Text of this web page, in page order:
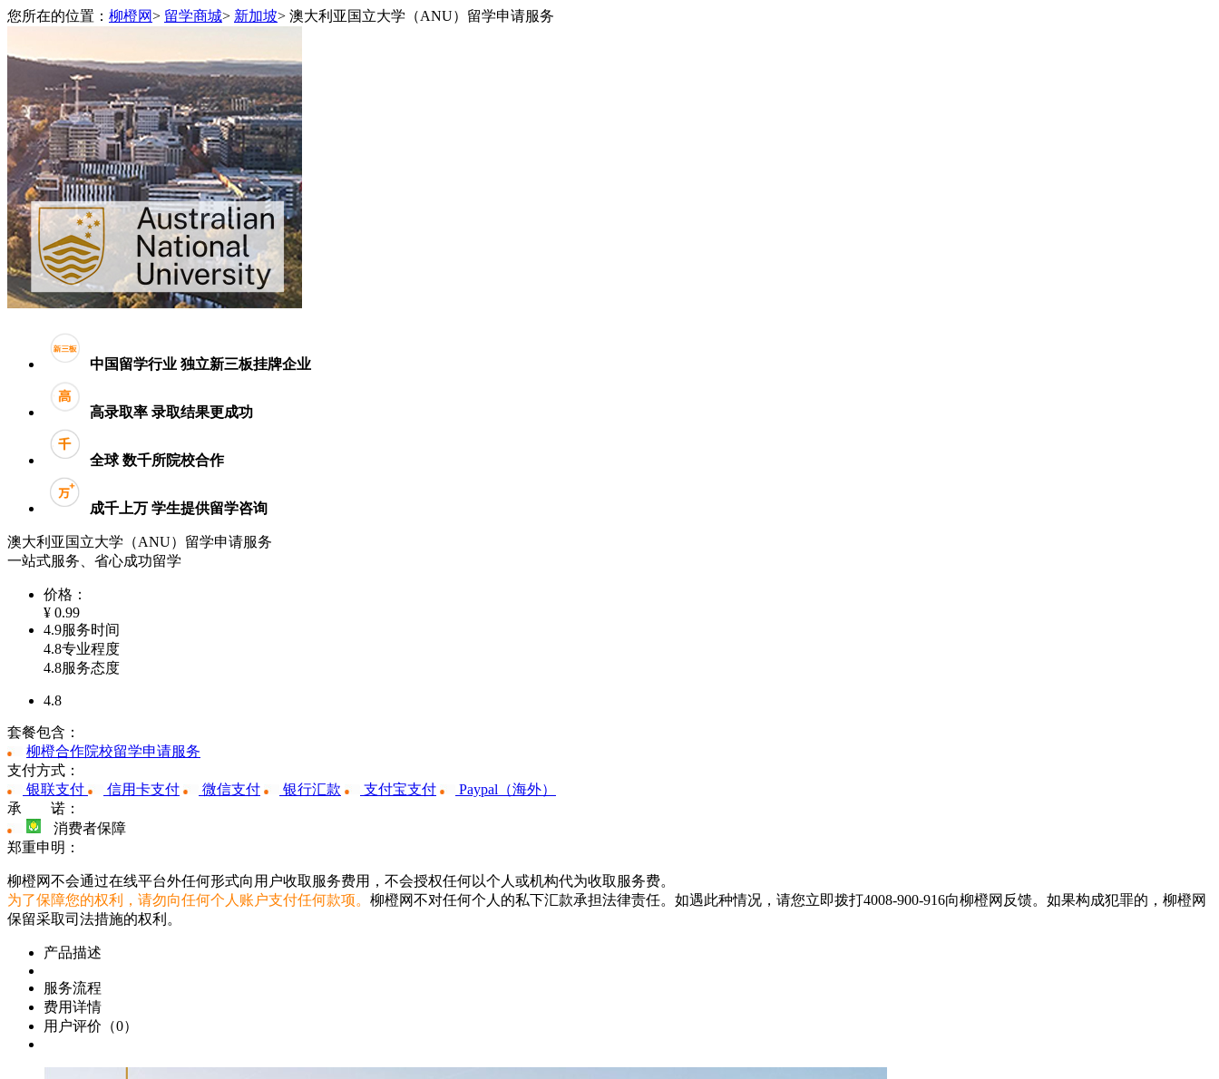
您所在的位置： 柳橙网> 留学商城> 新加坡> 澳大利亚国立大学（ANU）留学申请服务
中国留学行业 独立新三板挂牌企业
高录取率 录取结果更成功
全球数千所院校合作
成千上万 学生提供留学咨询
澳大利亚国立大学（ANU）留学申请服务
一站式服务、省心成功留学
价格：
¥ 0.99
4.9服务时间
4.8专业程度
4.8服务态度
4.8
套餐包含：
柳橙合作院校留学申请服务
支付方式：
银联支付
信用卡支付 微信支付 银行汇款 支付宝支付
Paypal（海外）
承 诺：
消费者保障
郑重申明：
柳橙网不会通过在线平台外任何形式向用户收取服务费用，不会授权任何以个人或机构代为收取服务费。
为了保障您的权利，请勿向任何个人账户支付任何款项。 柳橙网不对任何个人的私下汇款承担法律责任。如遇此种情况，请您立即拨打4008-900-916向柳橙网反馈。如果构成犯罪的，柳橙网
保留采取司法措施的权利。
产品描述
服务流程
费用详情
用户评价（0）